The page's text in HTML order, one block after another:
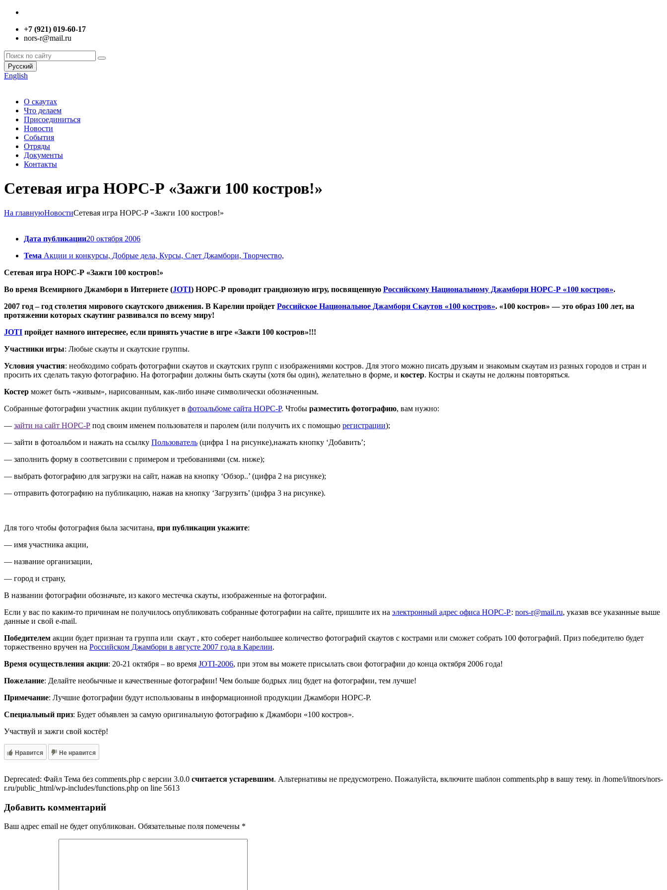
+7 (921) 019-60-17
nors-r@mail.ru
Русский
English
О скаутах
Что делаем
Присоединиться
Новости
События
Отряды
Документы
Контакты
Сетевая игра НОРС-Р «Зажги 100 костров!»
На главнуюНовостиСетевая игра НОРС-Р «Зажги 100 костров!»
Дата публикации20 октября 2006
Тема Акции и конкурсы, Добрые дела, Курсы, Слет Джамбори, Творчество,
Сетевая игра НОРС-Р «Зажги 100 костров!»
Во время Всемирного Джамбори в Интернете (JOTI) НОРС-Р проводит грандиозную игру, посвященную Российскому Национальному Джамбори НОРС-Р «100 костров».
2007 год – год столетия мирового скаутского движения. В Карелии пройдет Российское Национальное Джамбори Скаутов «100 костров». «100 костров» — это образ 100 лет, на
протяжении которых скаутинг развивался по всему миру!
JOTI пройдет намного интереснее, если принять участие в игре «Зажги 100 костров»!!!
Участники игры: Любые скауты и скаутские группы.
Условия участия: необходимо собрать фотографии скаутов и скаутских групп с изображениями костров. Для этого можно писать друзьям и знакомым скаутам из разных городов и стран и
просить их сделать такую фотографию. На фотографии должны быть скауты (хотя бы один), желательно в форме, и костер. Костры и скауты не должны повторяться.
Костер может быть «живым», нарисованным, как-либо иначе символически обозначенным.
Собранные фотографии участник акции публикует в фотоальбоме сайта НОРС-Р. Чтобы разместить фотографию, вам нужно:
— зайти на сайт НОРС-Р под своим именем пользователя и паролем (или получить их с помощью регистрации);
— зайти в фотоальбом и нажать на ссылку Пользователь (цифра 1 на рисунке),нажать кнопку ‘Добавить’;
— заполнить форму в соответсивии с примером и требованиями (см. ниже);
— выбрать фотографию для загрузки на сайт, нажав на кнопку ‘Обзор..’ (цифра 2 на рисунке);
— отправить фотографию на публикацию, нажав на кнопку ‘Загрузить’ (цифра 3 на рисунке).
Для того чтобы фотография была засчитана, при публикации укажите:
— имя участника акции,
— название организации,
— город и страну,
В названии фотографии обозначьте, из какого местечка скауты, изображенные на фотографии.
Если у вас по каким-то причинам не получилось опубликовать собранные фотографии на сайте, пришлите их на электронный адрес офиса НОРС-Р: nors-r@mail.ru, указав все указанные выше
данные и свой e-mail.
Победителем акции будет признан та группа или скаут , кто соберет наибольшее количество фотографий скаутов с кострами или сможет собрать 100 фотографий. Приз победителю будет
торжественно вручен на Российском Джамбори в августе 2007 года в Карелии.
Время осуществления акции: 20-21 октября – во время JOTI-2006, при этом вы можете присылать свои фотографии до конца октября 2006 года!
Пожелание: Делайте необычные и качественные фотографии! Чем больше бодрых лиц будет на фотографии, тем лучше!
Примечание: Лучшие фотографии будут использованы в информационной продукции Джамбори НОРС-Р.
Специальный приз: Будет объявлен за самую оригинальную фотографию к Джамбори «100 костров».
Участвуй и зажги свой костёр!
Нравится Не нравится
Deprecated: Файл Тема без comments.php с версии 3.0.0 считается устаревшим. Альтернативы не предусмотрено. Пожалуйста, включите шаблон comments.php в вашу тему. in /home/i/itnors/nors-
r.ru/public_html/wp-includes/functions.php on line 5613
Добавить комментарий
Ваш адрес email не будет опубликован. Обязательные поля помечены *